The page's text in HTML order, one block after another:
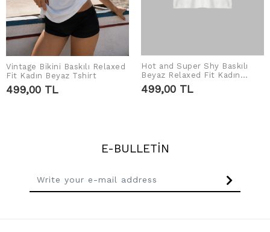
ADD TO CART
Vintage Bikini Baskılı Relaxed
Fit Kadın Beyaz Tshirt
499,00 TL
ADD TO CART
Hot and Super Shy Baskılı
Beyaz Relaxed Fit Kadın
Tshirt
499,00 TL
E-BULLETİN